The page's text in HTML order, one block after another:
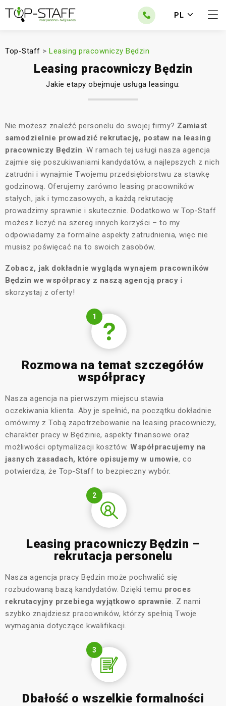
PL
Top-Staff > Leasing pracowniczy Będzin
Leasing pracowniczy Będzin
Jakie etapy obejmuje usługa leasingu:
Nie możesz znaleźć personelu do swojej firmy? Zamiast
samodzielnie prowadzić rekrutację, postaw na leasing
pracowniczy Będzin. W ramach tej usługi nasza agencja
zajmie się poszukiwaniami kandydatów, a najlepszych z nich
zatrudni i wynajmie Twojemu przedsiębiorstwu za stawkę
godzinową. Oferujemy zarówno leasing pracowników
stałych, jak i tymczasowych, a każdą rekrutację
prowadzimy sprawnie i skutecznie. Dodatkowo w Top-Staff
możesz liczyć na szereg innych korzyści – to my
odpowiadamy za formalne aspekty zatrudnienia, więc nie
musisz poświęcać na to swoich zasobów.
Zobacz, jak dokładnie wygląda wynajem pracowników
Będzin we współpracy z naszą agencją pracy i
skorzystaj z oferty!
1
Rozmowa na temat szczegółów
współpracy
Nasza agencja na pierwszym miejscu stawia
oczekiwania klienta. Aby je spełnić, na początku dokładnie
omówimy z Tobą zapotrzebowanie na leasing pracowniczy,
charakter pracy w Będzinie, aspekty finansowe oraz
możliwości optymalizacji kosztów. Współpracujemy na
jasnych zasadach, które opisujemy w umowie, co
potwierdza, że Top-Staff to bezpieczny wybór.
2
Leasing pracowniczy Będzin –
rekrutacja personelu
Nasza agencja pracy Będzin może pochwalić się
rozbudowaną bazą kandydatów. Dzięki temu proces
rekrutacyjny przebiega wyjątkowo sprawnie. Z nami
szybko znajdziesz pracowników, którzy spełnią Twoje
wymagania dotyczące kwalifikacji.
3
Dbałość o wszelkie formalności